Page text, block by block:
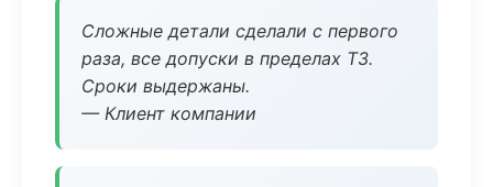
Сложные детали сделали с первого
раза, все допуски в пределах ТЗ.
Сроки выдержаны.
— Клиент компании